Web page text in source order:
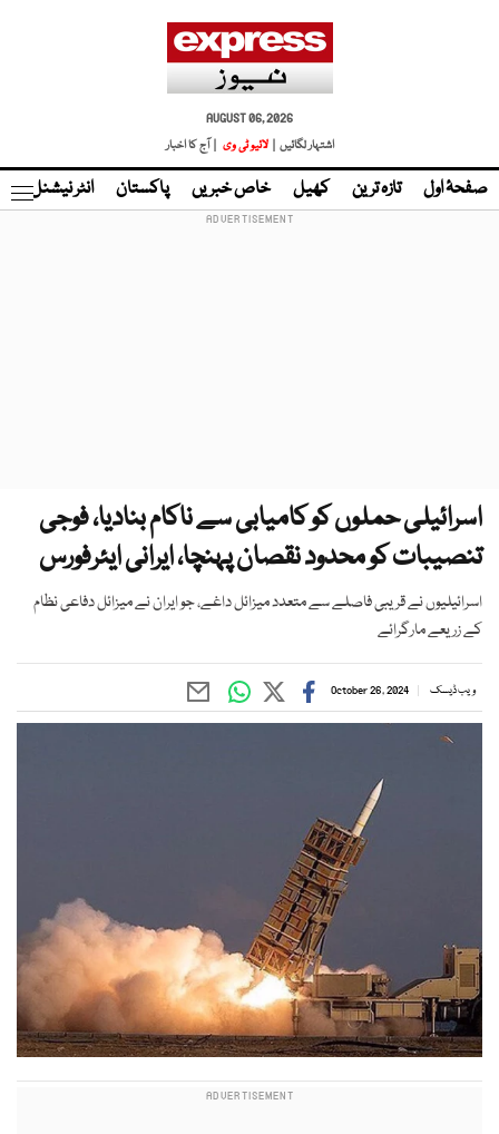
AUGUST 06, 2026
اشتہار لگائیں |
لائیو ٹی وی | آج کا اخبار
صفحۂ اول تازہ ترین کھیل خاص خبریں پاکستان انٹر نیشنل
اسرائیلی حملوں کو کامیابی سے ناکام بنادیا، فوجی
تنصیبات کو محدود نقصان پہنچا، ایرانی ایئرفورس
اسرائیلیوں نے قریبی فاصلے سے متعدد میزائل داغے، جو ایران نے میزائل دفاعی نظام
کے زریعے مارگرائے
ویب ڈیسک October 26, 2024